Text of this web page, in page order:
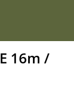
16m /